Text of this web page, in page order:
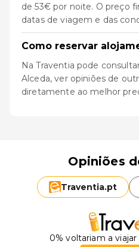
de 53€ por noite. O preço
datas de viagem e das
Como reservar
Na Traventia pode
Alceda, ver opiniões de
diretamente ao melhor
Opiniões
Traventia.pt
0% voltariam a